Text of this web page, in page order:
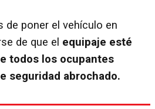
de poner el vehículo en
de que el equipaje esté
todos los ocupantes
seguridad abrochado.